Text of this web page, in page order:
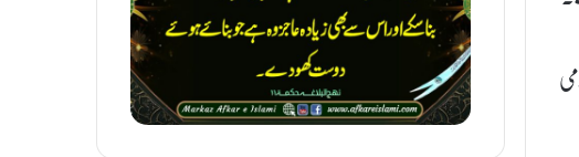
ا
ج
ز
ا
ن
س